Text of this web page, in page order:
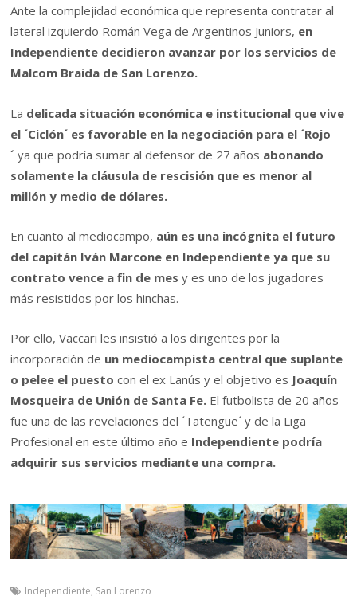
Ante la complejidad económica que representa contratar al
lateral izquierdo Román Vega de Argentinos Juniors, en
Independiente decidieron avanzar por los servicios de
Malcom Braida de San Lorenzo.
La delicada situación económica e institucional que vive
el ´Ciclón´ es favorable en la negociación para el ´Rojo
´ ya que podría sumar al defensor de 27 años abonando
solamente la cláusula de rescisión que es menor al
millón y medio de dólares.
En cuanto al mediocampo, aún es una incógnita el futuro
del capitán Iván Marcone en Independiente ya que su
contrato vence a fin de mes y es uno de los jugadores
más resistidos por los hinchas.
Por ello, Vaccari les insistió a los dirigentes por la
incorporación de un mediocampista central que suplante
o pelee el puesto con el ex Lanús y el objetivo es Joaquín
Mosqueira de Unión de Santa Fe. El futbolista de 20 años
fue una de las revelaciones del ´Tatengue´ y de la Liga
Profesional en este último año e Independiente podría
adquirir sus servicios mediante una compra.
Independiente, San Lorenzo